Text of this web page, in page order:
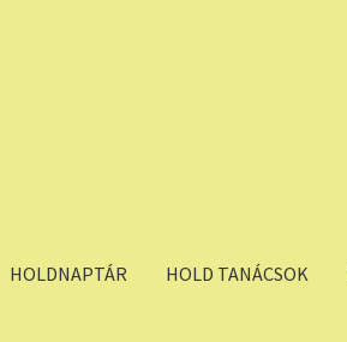
HOLDNAPTÁR HOLD TANÁCSOK